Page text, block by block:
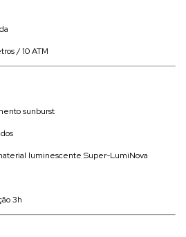
/ 10 ATM
sunburst
luminescente Super-LumiNova
3h